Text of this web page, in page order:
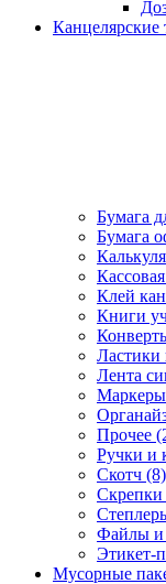
Канцелярские
Бумага
Бумага
Клей
Книги
Ластики
Лента
Маркеры
Прочее
Ручки и
Скотч (8)
Файлы и
Этикет-
Мусорные